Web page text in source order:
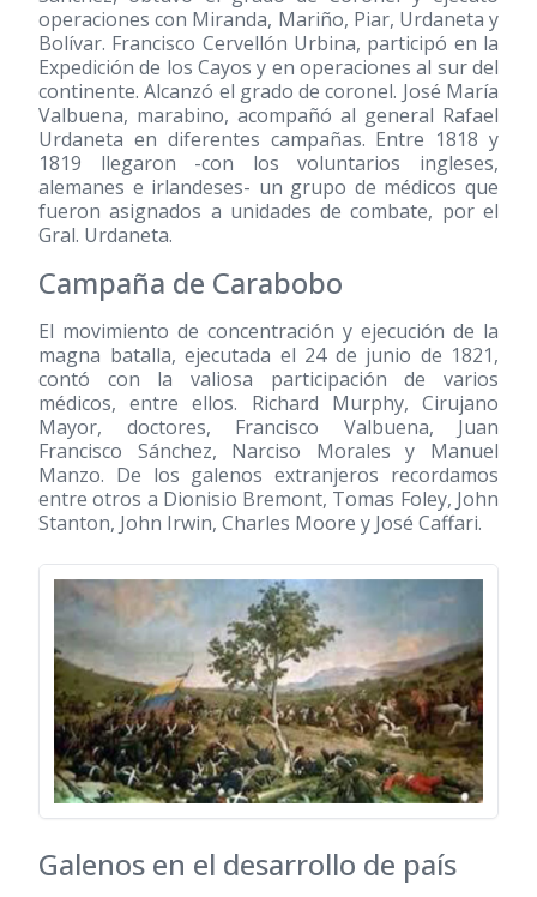
operaciones con Miranda, Mariño, Piar, Urdaneta y
Bolívar. Francisco Cervellón Urbina, participó en la
Expedición de los Cayos y en operaciones al sur del
continente. Alcanzó el grado de coronel. José María
Valbuena, marabino, acompañó al general Rafael
Urdaneta en diferentes campañas. Entre 1818 y
1819 llegaron -con los voluntarios ingleses,
alemanes e irlandeses- un grupo de médicos que
fueron asignados a unidades de combate, por el
Gral. Urdaneta.
Campaña de Carabobo
El movimiento de concentración y ejecución de la
magna batalla, ejecutada el 24 de junio de 1821,
contó con la valiosa participación de varios
médicos, entre ellos. Richard Murphy, Cirujano
Mayor, doctores, Francisco Valbuena, Juan
Francisco Sánchez, Narciso Morales y Manuel
Manzo. De los galenos extranjeros recordamos
entre otros a Dionisio Bremont, Tomas Foley, John
Stanton, John Irwin, Charles Moore y José Caffari.
Galenos en el desarrollo de país